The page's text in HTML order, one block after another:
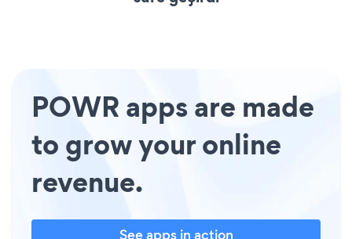
POWR apps are made
to grow your online
revenue.
See apps in action